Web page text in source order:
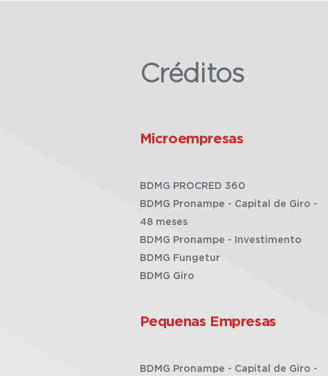
Créditos
Microempresas
BDMG PROCRED 360
BDMG Pronampe - Capital de Giro -
48 meses
BDMG Pronampe - Investimento
BDMG Fungetur
BDMG Giro
Pequenas Empresas
BDMG Pronampe - Capital de Giro -